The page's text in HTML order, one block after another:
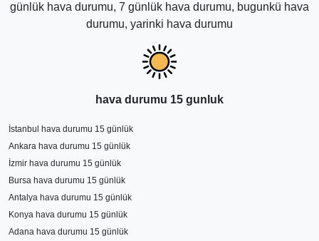
günlük hava durumu, 7 günlük hava durumu, bugunkü hava
durumu, yarinki hava durumu
hava durumu 15 gunluk
İstanbul hava durumu 15 günlük
Ankara hava durumu 15 günlük
İzmir hava durumu 15 günlük
Bursa hava durumu 15 günlük
Antalya hava durumu 15 günlük
Konya hava durumu 15 günlük
Adana hava durumu 15 günlük